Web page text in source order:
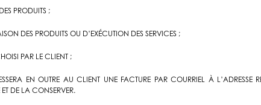
PRODUITS ;
DES PRODUITS OU D’EXÉCUTION DES SERVICES ;
PAR LE CLIENT ;
EN OUTRE AU CLIENT UNE FACTURE PAR COURRIEL À
DE LA CONSERVER.